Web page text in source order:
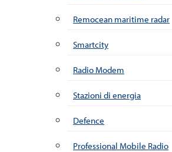
Remocean maritime radar
Smartcity
Radio Modem
Stazioni di energia
Defence
Professional Mobile Radio